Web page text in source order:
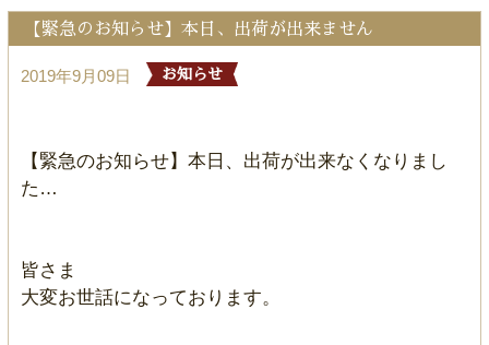
【緊急のお知らせ】本日、出荷が出来ません
2019年9月09日 お知らせ
【緊急のお知らせ】本日、出荷が出来なくなりまし
た…
皆さま
大変お世話になっております。